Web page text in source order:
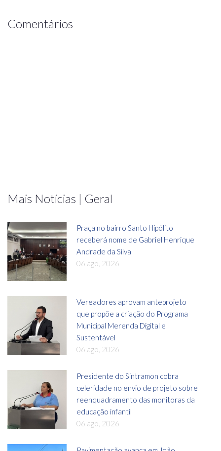
Comentários
Mais Notícias | Geral
Praça no bairro Santo Hipólito
receberá nome de Gabriel Henrique
Andrade da Silva
06 ago, 2026
Vereadores aprovam anteprojeto
que propõe a criação do Programa
Municipal Merenda Digital e
Sustentável
06 ago, 2026
Presidente do Sintramon cobra
celeridade no envio de projeto sobre
reenquadramento das monitoras da
educação infantil
06 ago, 2026